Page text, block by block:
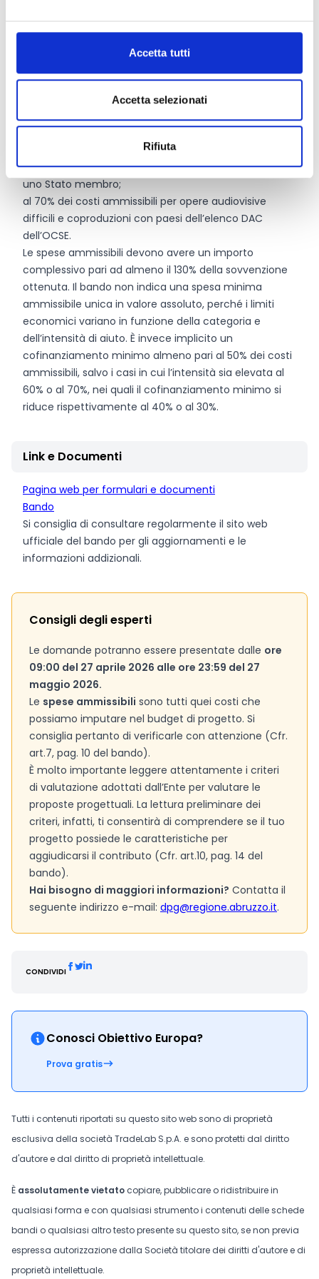
Accetta tutti
Accetta selezionati
Rifiuta
categoria B: 600.000 Euro;
categoria C: 100.000 Euro;
categoria E: 30.000 Euro.
L’intensità massima di aiuto è pari al 50% delle spese
ammissibili. Può salire:
transfrontaliere finanziate da più di uno Stato
membro e con partecipazione di produttori di più di
uno Stato membro;
al 70% dei costi ammissibili per opere audiovisive
difficili e coproduzioni con paesi dell’elenco DAC
dell’OCSE.
Le spese ammissibili devono avere un importo
complessivo pari ad almeno il 130% della sovvenzione
ottenuta. Il bando non indica una spesa minima
ammissibile unica in valore assoluto, perché i limiti
economici variano in funzione della categoria e
dell’intensità di aiuto. È invece implicito un
cofinanziamento minimo almeno pari al 50% dei costi
ammissibili, salvo i casi in cui l’intensità sia elevata al
60% o al 70%, nei quali il cofinanziamento minimo si
riduce rispettivamente al 40% o al 30%.
Link e Documenti
Pagina web per formulari e documenti
Bando
Si consiglia di consultare regolarmente il sito web
ufficiale del bando per gli aggiornamenti e le
informazioni addizionali.
Consigli degli esperti
Le domande potranno essere presentate dalle ore
09:00 del 27 aprile 2026 alle ore 23:59 del 27
maggio 2026.
Le spese ammissibili sono tutti quei costi che
possiamo imputare nel budget di progetto. Si
consiglia pertanto di verificarle con attenzione (Cfr.
art.7, pag. 10 del bando).
È molto importante leggere attentamente i criteri
di valutazione adottati dall’Ente per valutare le
proposte progettuali. La lettura preliminare dei
criteri, infatti, ti consentirà di comprendere se il tuo
progetto possiede le caratteristiche per
aggiudicarsi il contributo (Cfr. art.10, pag. 14 del
bando).
Hai bisogno di maggiori informazioni? Contatta il
seguente indirizzo e-mail: dpg@regione.abruzzo.it.
CONDIVIDI
Conosci Obiettivo Europa?
Prova gratis
Tutti i contenuti riportati su questo sito web sono di proprietà
esclusiva della società TradeLab S.p.A. e sono protetti dal diritto
d'autore e dal diritto di proprietà intellettuale.
È assolutamente vietato copiare, pubblicare o ridistribuire in
qualsiasi forma e con qualsiasi strumento i contenuti delle schede
bandi o qualsiasi altro testo presente su questo sito, se non previa
espressa autorizzazione dalla Società titolare dei diritti d'autore e di
proprietà intellettuale.